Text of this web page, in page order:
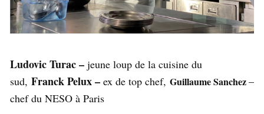
Ludovic Turac – jeune loup de la cuisine du
sud, Franck Pelux – ex de top chef, Guillaume Sanchez–
chef du NESO à Paris